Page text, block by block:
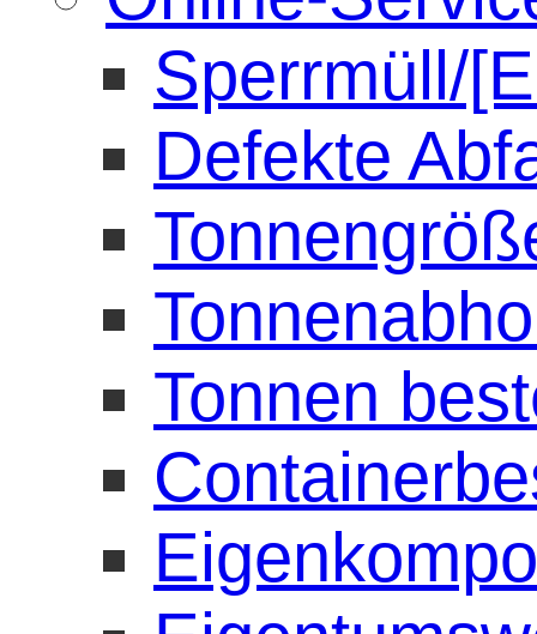
Sperrmüll/
Defekte
Tonnen